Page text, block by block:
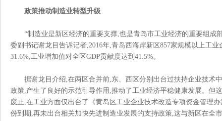
政策推动制造业转型升级
“制造业是新区经济的重要支撑,也是青岛市工业经济的重要组成部
委副书记谢龙目告诉记者,2016年,青岛西海岸新区857家规模以上工
31.6%,工业增加值对全区GDP贡献度达到41.5%。
据谢龙目介绍,在两区合并前,东、西区分别出台过扶持企业技术中
政策,产生了良好的示范引导作用,推动了工业经济平稳健康发展。但
废止,在工业方面仅出台了《黄岛区工业企业技术改造专项资金管理
份到期,再未出台相关加快先进制造业发展的支持政策,这与新区在全